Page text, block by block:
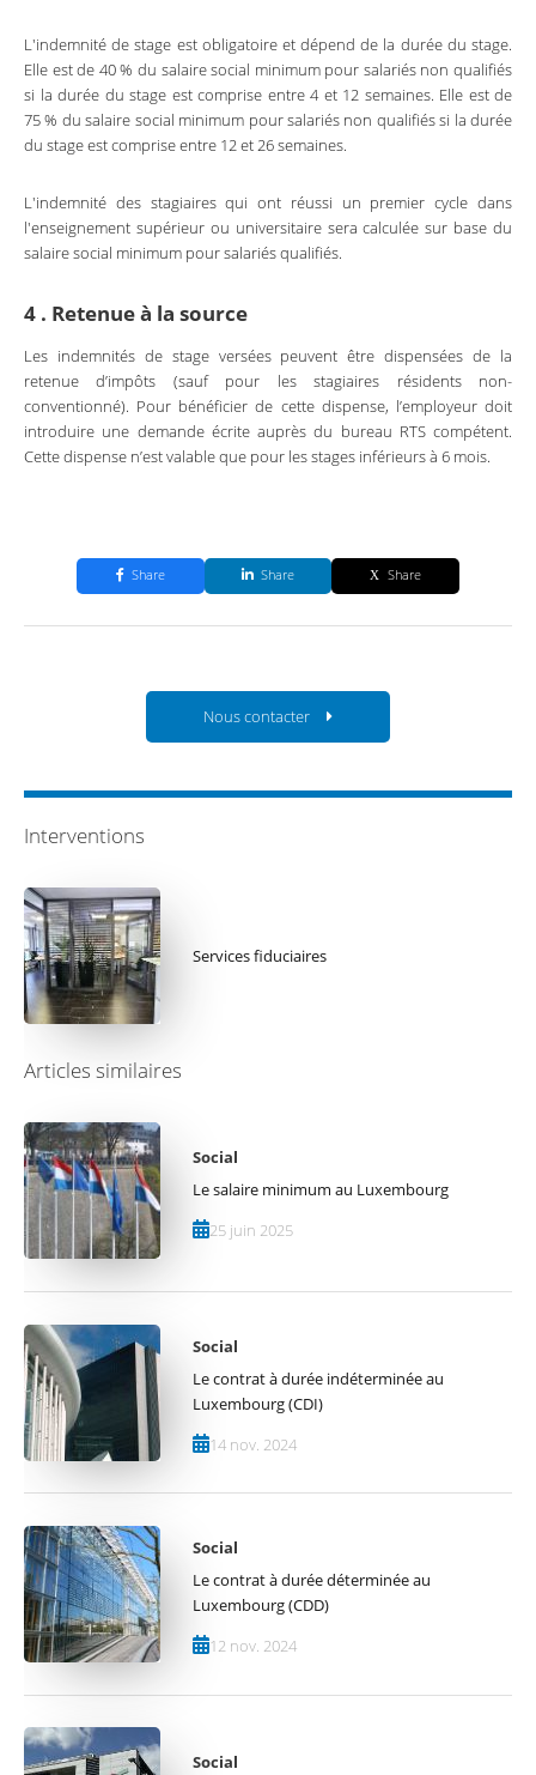
L'indemnité de stage est obligatoire et dépend de la durée du stage.
Elle est de 40 % du salaire social minimum pour salariés non qualifiés
si la durée du stage est comprise entre 4 et 12 semaines. Elle est de
75 % du salaire social minimum pour salariés non qualifiés si la durée
du stage est comprise entre 12 et 26 semaines.
L'indemnité des stagiaires qui ont réussi un premier cycle dans
l'enseignement supérieur ou universitaire sera calculée sur base du
salaire social minimum pour salariés qualifiés.
4 . Retenue à la source
Les indemnités de stage versées peuvent être dispensées de la
retenue d’impôts (sauf pour les stagiaires résidents non-
conventionné). Pour bénéficier de cette dispense, l’employeur doit
introduire une demande écrite auprès du bureau RTS compétent.
Cette dispense n’est valable que pour les stages inférieurs à 6 mois.
Share Share Share
Nous contacter
Interventions
Services fiduciaires
Articles similaires
Social
Le salaire minimum au Luxembourg
25 juin 2025
Social
Le contrat à durée indéterminée au
Luxembourg (CDI)
14 nov. 2024
Social
Le contrat à durée déterminée au
Luxembourg (CDD)
12 nov. 2024
Social